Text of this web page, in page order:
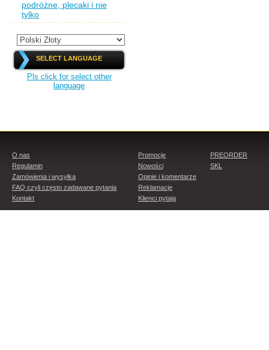
podróżne, plecaki i nie
tylko
SELECT LANGUAGE
Pls click for select other
language
O nas
Regulamin
Zamówienia i wysyłka
FAQ czyli często zadawane pytania
Kontakt
Promocje
Nowości
Opinie i komentarze
Reklamacje
Klienci pytają
PREORDER
SKL